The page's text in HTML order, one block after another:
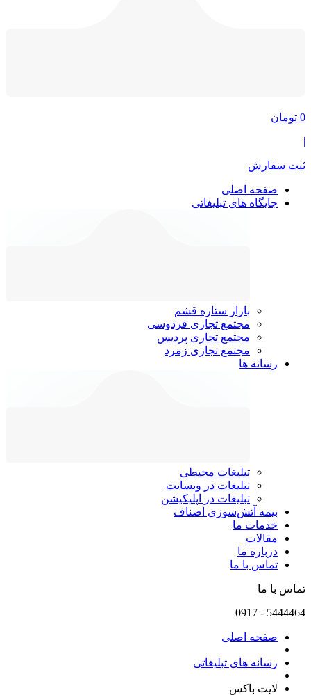
0 تومان
|
ثبت سفارش
صفحه اصلی
جایگاه های تبلیغاتی
بازار ستاره قشم
مجتمع تجاری فردوسی
مجتمع تجاری پردیس
مجتمع تجاری زمرد
رسانه ها
تبلیغات محیطی
تبلیغات در وبسایت
تبلیغات در اپلیکیشن
بیمه آتش‌سوزی اصناف
خدمات ما
مقالات
درباره ما
تماس با ما
تماس با ما
5444464
-
0917
صفحه اصلی
رسانه های تبلیغاتی
لایت باکس